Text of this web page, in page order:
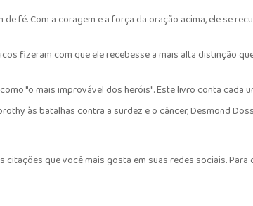
fé. Com a coragem e a força da oração acima, ele se
fizeram com que ele recebesse a mais alta distinção
"o mais improvável dos heróis". Este livro conta cada
às batalhas contra a surdez e o câncer, Desmond
que você mais gosta em suas redes sociais. Para